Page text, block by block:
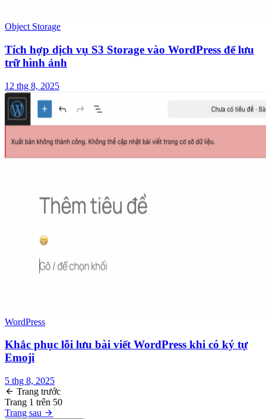
Object Storage
Tích hợp dịch vụ S3 Storage vào WordPress để lưu
trữ hình ảnh
12 thg 8, 2025
WordPress
Khắc phục lỗi lưu bài viết WordPress khi có ký tự
Emoji
5 thg 8, 2025
Trang trước
Trang 1 trên 50
Trang sau